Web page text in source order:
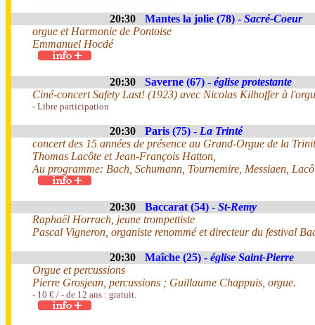
20:30 Mantes la jolie (78) - Sacré-Coeur
orgue et Harmonie de Pontoise
Emmanuel Hocdé
20:30 Saverne (67) - église protestante
Ciné-concert Safety Last! (1923) avec Nicolas Kilhoffer à
- Libre participation
20:30 Paris (75) - La Trinté
concert des 15 années de présence au Grand-Orgue de la
Thomas Lacôte et Jean-François Hatton,
Au programme: Bach, Schumann, Tournemire, Messiaen,
20:30 Baccarat (54) - St-Remy
Raphaël Horrach, jeune trompettiste
Pascal Vigneron, organiste renommé et directeur du festival
20:30 Maîche (25) - église Saint-Pierre
Orgue et percussions
Pierre Grosjean, percussions ; Guillaume Chappuis, orgue.
- 10 € / - de 12 ans : gratuit.